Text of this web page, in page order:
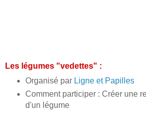
Les légumes "vedettes" :
Organisé par Ligne et Papilles
Comment participer : Créer une
d'un légume